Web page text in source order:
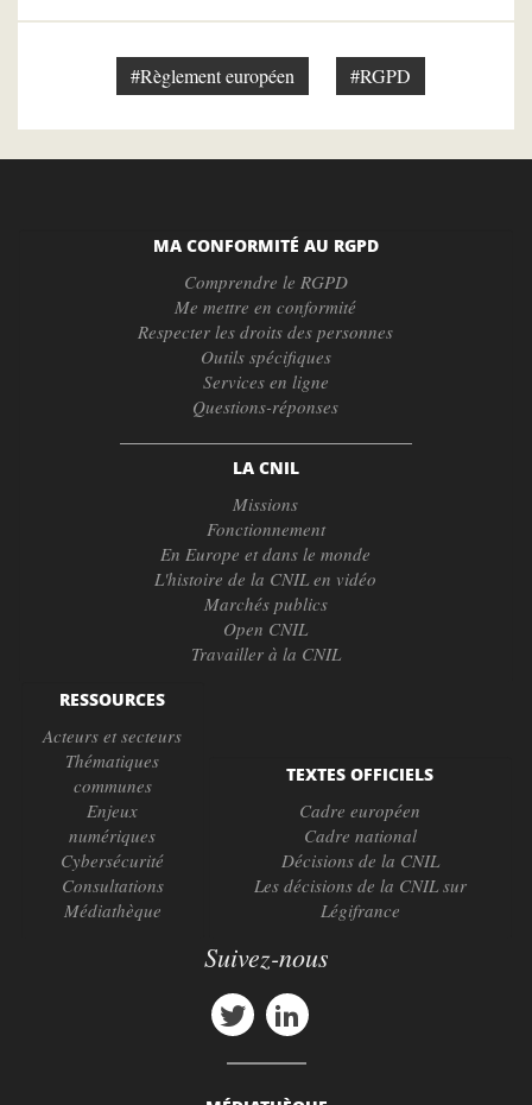
#Règlement européen #RGPD
MA CONFORMITÉ AU RGPD
Comprendre le RGPD
Me mettre en conformité
Respecter les droits des personnes
Outils spécifiques
Services en ligne
Questions-réponses
LA CNIL
Missions
Fonctionnement
En Europe et dans le monde
L'histoire de la CNIL en vidéo
Marchés publics
Open CNIL
Travailler à la CNIL
RESSOURCES
Acteurs et secteurs
Thématiques
communes
Enjeux
numériques
Cybersécurité
Consultations
Médiathèque
TEXTES OFFICIELS
Cadre européen
Cadre national
Décisions de la CNIL
Les décisions de la CNIL sur
Légifrance
Suivez-nous